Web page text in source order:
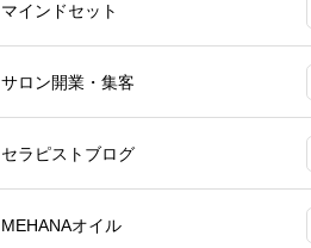
マインドセット
サロン開業・集客
セラピストブログ
MEHANAオイル